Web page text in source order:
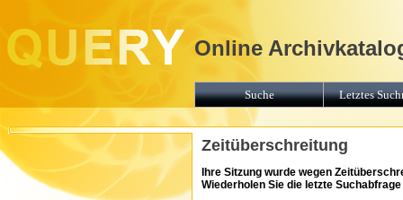
Zeitüberschreitung
Ihre Sitzung wurde wegen
Wiederholen Sie die letzte
Online
Suche Letztes